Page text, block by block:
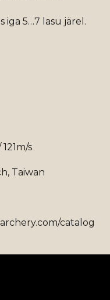
iga 5…7 lasu järel.
s
Taiwan
catalog